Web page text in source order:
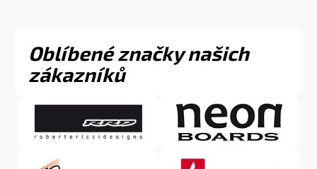
Oblíbené značky našich
zákazníků